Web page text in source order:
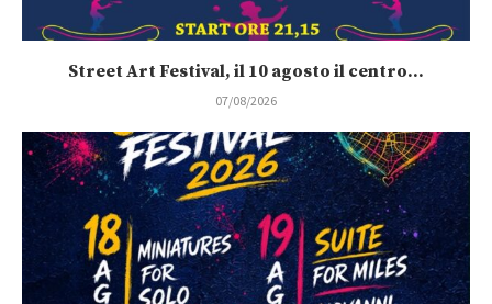
Street Art Festival, il 10 agosto il centro...
07/08/2026